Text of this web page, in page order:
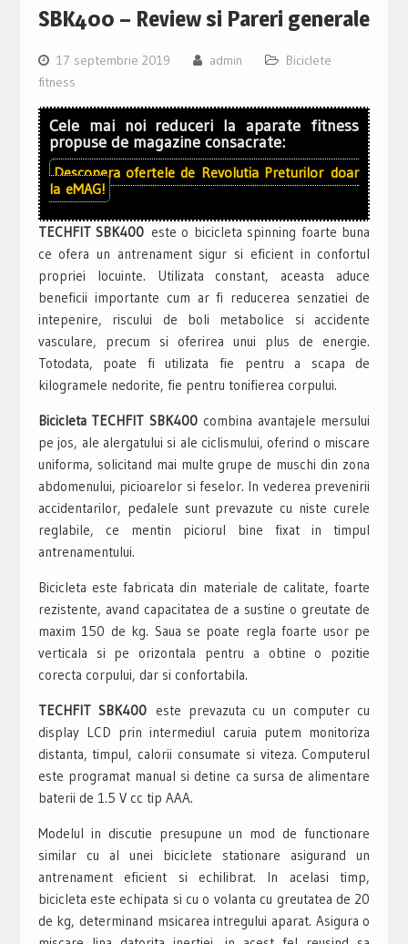
SBK400 – Review si Pareri generale
17 septembrie 2019 admin
Biciclete
fitness
Cele mai noi reduceri la aparate fitness
propuse de magazine consacrate:
Descopera ofertele de Revolutia Preturilor doar
la eMAG!
TECHFIT SBK400 este o bicicleta spinning foarte buna
ce ofera un antrenament sigur si eficient in confortul
propriei locuinte. Utilizata constant, aceasta aduce
beneficii importante cum ar fi reducerea senzatiei de
intepenire, riscului de boli metabolice si accidente
vasculare, precum si oferirea unui plus de energie.
Totodata, poate fi utilizata fie pentru a scapa de
kilogramele nedorite, fie pentru tonifierea corpului.
Bicicleta TECHFIT SBK400 combina avantajele mersului
pe jos, ale alergatului si ale ciclismului, oferind o miscare
uniforma, solicitand mai multe grupe de muschi din zona
abdomenului, picioarelor si feselor. In vederea prevenirii
accidentarilor, pedalele sunt prevazute cu niste curele
reglabile, ce mentin piciorul bine fixat in timpul
antrenamentului.
Bicicleta este fabricata din materiale de calitate, foarte
rezistente, avand capacitatea de a sustine o greutate de
maxim 150 de kg. Saua se poate regla foarte usor pe
verticala si pe orizontala pentru a obtine o pozitie
corecta corpului, dar si confortabila.
TECHFIT SBK400 este prevazuta cu un computer cu
display LCD prin intermediul caruia putem monitoriza
distanta, timpul, calorii consumate si viteza. Computerul
este programat manual si detine ca sursa de alimentare
baterii de 1.5 V cc tip AAA.
Modelul in discutie presupune un mod de functionare
similar cu al unei biciclete stationare asigurand un
antrenament eficient si echilibrat. In acelasi timp,
bicicleta este echipata si cu o volanta cu greutatea de 20
de kg, determinand msicarea intregului aparat. Asigura o